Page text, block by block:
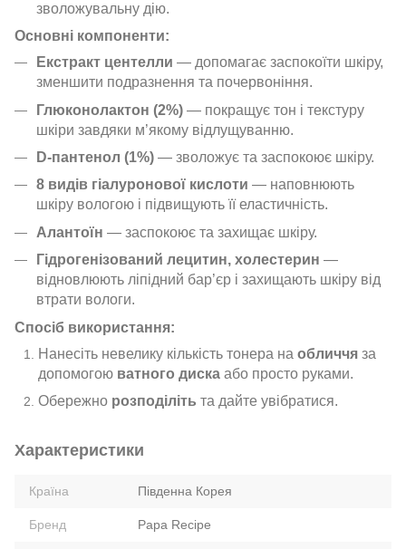
зволожувальну дію.
Основні компоненти:
Екстракт центелли — допомагає заспокоїти шкіру,
зменшити подразнення та почервоніння.
Глюконолактон (2%) — покращує тон і текстуру
шкіри завдяки м’якому відлущуванню.
D-пантенол (1%) — зволожує та заспокоює шкіру.
8 видів гіалуронової кислоти — наповнюють
шкіру вологою і підвищують її еластичність.
Алантоїн — заспокоює та захищає шкіру.
Гідрогенізований лецитин, холестерин —
відновлюють ліпідний бар’єр і захищають шкіру від
втрати вологи.
Спосіб використання:
Нанесіть невелику кількість тонера на обличчя за
допомогою ватного диска або просто руками.
Обережно розподіліть та дайте увібратися.
Характеристики
Країна Південна Корея
Бренд Papa Recipe